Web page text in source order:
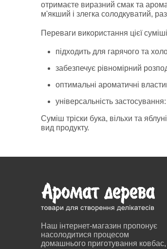
отримаєте виразний смак та
м'якший і злегка солодкуватий,
Переваги використання цієї суміші
підходить для гарячого та
забезпечує рівномірний
оптимальні ароматичні
універсальність
Суміш тріски бука, вільхи та
вид продукту.
Наш інтернет-магазин пропонує
насолодитися процесом
домашнього приготування ковбас,